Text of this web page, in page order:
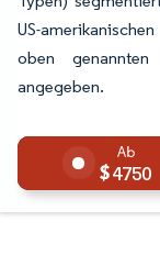
US-
oben
angegeben.
4750